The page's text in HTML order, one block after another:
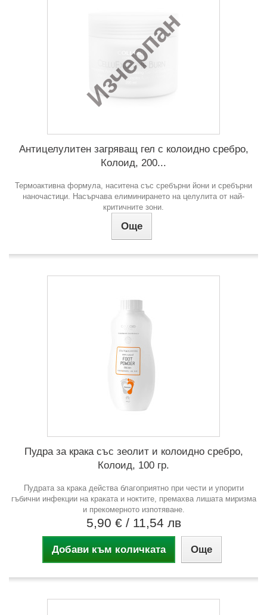
Изчерпан
Антицелулитен загряващ гел с колоидно сребро,
Колоид, 200...
Термоактивна формула, наситена със сребърни йони и сребърни
наночастици. Насърчава елиминирането на целулита от най-
критичните зони.
Още
Пудра за крака със зеолит и колоидно сребро,
Колоид, 100 гр.
Пудрата за крака действа благоприятно при чести и упорити
гъбични инфекции на краката и ноктите, премахва лишата миризма
и прекомерното изпотяване.
5,90 € / 11,54 лв
Добави към количката Още